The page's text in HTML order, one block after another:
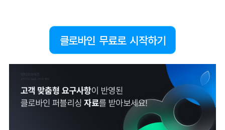
클로바인 무료로 시작하기